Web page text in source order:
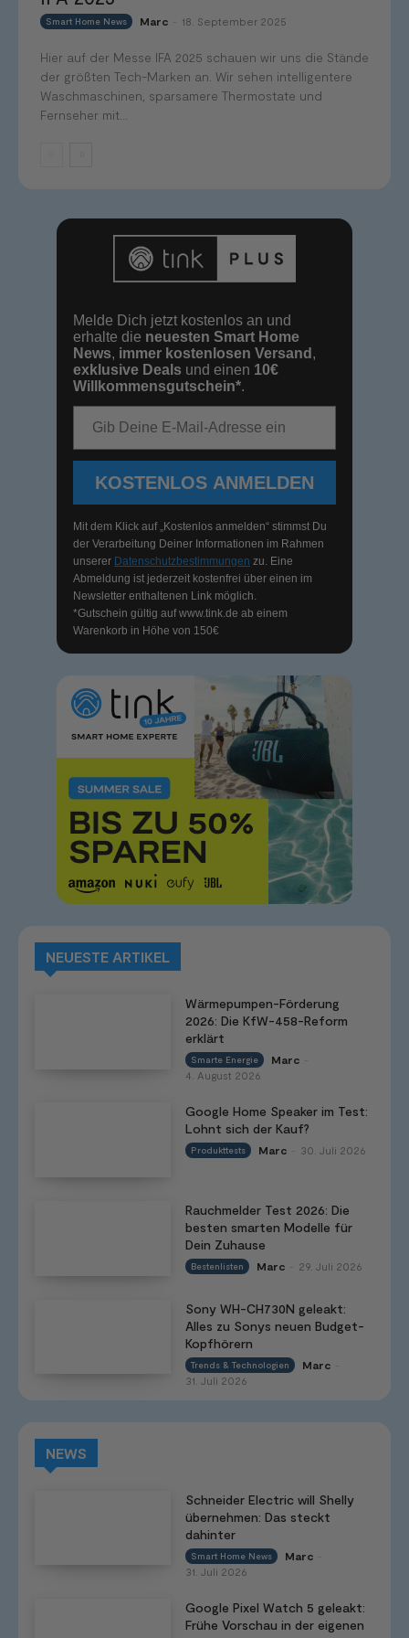
Smart Home News Marc 18. September 2025
Hier auf der Messe IFA 2025 schauen wir uns die Stände
der größten Tech-Marken an. Wir sehen intelligentere
Waschmaschinen, sparsamere Thermostate und
Fernseher mit...
Melde Dich jetzt kostenlos an und
erhalte die neuesten Smart Home
News, immer kostenlosen Versand ,
exklusive Deals und einen 10€
Willkommensgutschein*.
KOSTENLOS ANMELDEN
Mit dem Klick auf „Kostenlos anmelden“ stimmst Du
der Verarbeitung Deiner Informationen im Rahmen
unserer Datenschutzbestimmungen zu. Eine
Abmeldung ist jederzeit kostenfrei über einen im
Newsletter enthaltenen Link möglich.
*Gutschein gültig aufwww.tink.de ab einem
Warenkorb in Höhe von 150€
NEUESTE ARTIKEL
Wärmepumpen-Förderung
2026: Die KfW-458-Reform
erklärt
Smarte Energie Marc
4. August 2026
Google Home Speaker im Test:
Lohnt sich der Kauf?
Produkttests Marc 30. Juli 2026
Rauchmelder Test 2026: Die
besten smarten Modelle für
Dein Zuhause
Bestenlisten Marc 29. Juli 2026
Sony WH-CH730N geleakt:
Alles zu Sonys neuen Budget-
Kopfhörern
Trends & Technologien Marc
31. Juli 2026
NEWS
Schneider Electric will Shelly
übernehmen: Das steckt
dahinter
Smart Home News Marc
31. Juli 2026
Google Pixel Watch 5 geleakt:
Frühe Vorschau in der eigenen